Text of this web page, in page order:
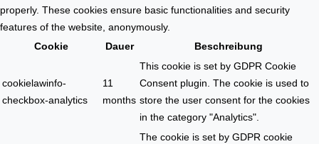
properly. These cookies ensure basic functionalities and security
features of the website, anonymously.
Cookie
Dauer Beschreibung
cookielawinfo-
checkbox-analytics
11
months
This cookie is set by GDPR Cookie
Consent plugin. The cookie is used to
store the user consent for the cookies
in the category "Analytics".
The cookie is set by GDPR cookie